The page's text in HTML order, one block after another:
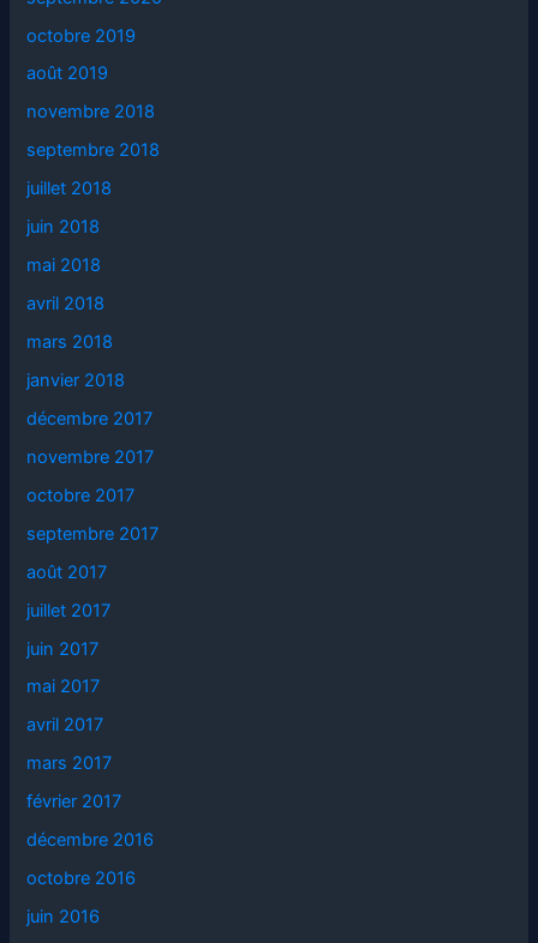
octobre 2019
août 2019
novembre 2018
septembre 2018
juillet 2018
juin 2018
mai 2018
avril 2018
mars 2018
janvier 2018
décembre 2017
novembre 2017
octobre 2017
septembre 2017
août 2017
juillet 2017
juin 2017
mai 2017
avril 2017
mars 2017
février 2017
décembre 2016
octobre 2016
juin 2016